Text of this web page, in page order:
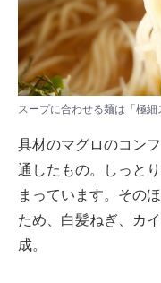
スープに合わせる麺は「極細
具材のマグロのコン
通したもの。しっと
まっています。その
ため、白髪ねぎ、カ
成。